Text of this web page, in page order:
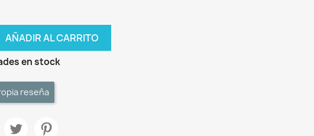
AÑADIR AL CARRITO
en stock
reseña